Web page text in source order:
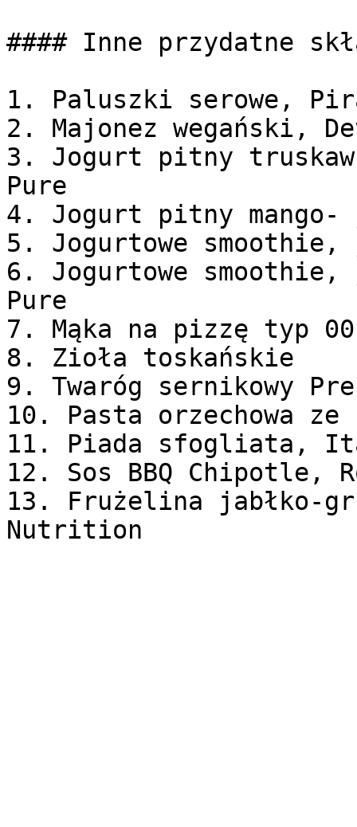
#### Inne przydatne
1. Paluszki serowe,
2. Majonez wegański,
3. Jogurt pitny
Pure
4. Jogurt pitny mango-
5. Jogurtowe
6. Jogurtowe
Pure
7. Mąka na pizzę typ
8. Zioła toskańskie
9. Twaróg sernikowy
10. Pasta orzechowa ze
11. Piada sfogliata,
12. Sos BBQ Chipotle,
13. Frużelina jabłko-